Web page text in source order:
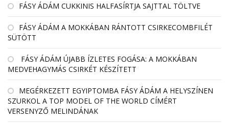
FÁSY ÁDÁM CUKKINIS HALFASÍRTJA SAJTTAL TÖLTVE
FÁSY ÁDÁM A MOKKÁBAN RÁNTOTT CSIRKECOMBFILÉT
SÜTÖTT
FÁSY ÁDÁM ÚJABB ÍZLETES FOGÁSA: A MOKKÁBAN
MEDVEHAGYMÁS CSIRKÉT KÉSZÍTETT
MEGÉRKEZETT EGYIPTOMBA FÁSY ÁDÁM A HELYSZÍNEN
SZURKOL A TOP MODEL OF THE WORLD CÍMÉRT
VERSENYZŐ MELINDÁNAK